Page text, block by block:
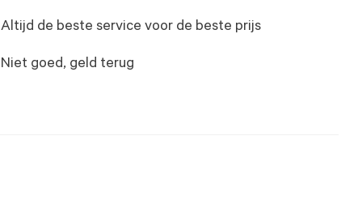
Altijd de beste service voor de beste prijs
Niet goed, geld terug